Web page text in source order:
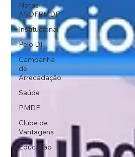
Notas
ASOFPMDF
Institucional
Pelo DF
Campanha
de
Arrecadação
Saúde
PMDF
Clube de
Vantagens
Educação